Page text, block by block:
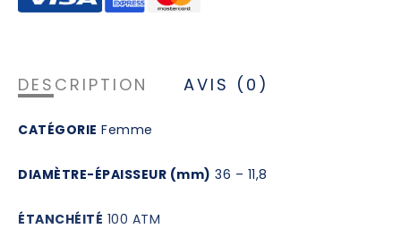
DESCRIPTION AVIS (0)
CATÉGORIE Femme
DIAMÈTRE-ÉPAISSEUR (mm) 36 – 11,8
ÉTANCHÉITÉ 100 ATM